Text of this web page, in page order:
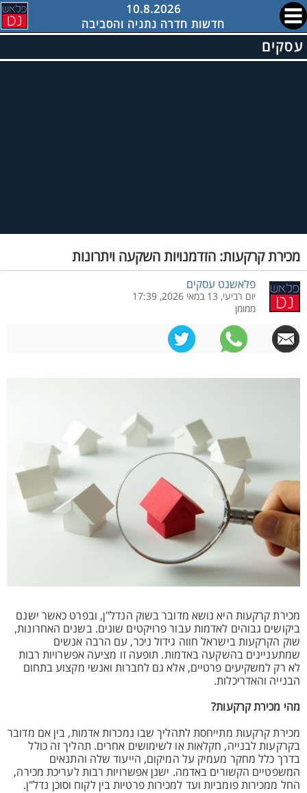
10.8.2026
חדשות חדרה נתניה והסביבה
עסקים
מכירת קרקעות: הזדמנויות השקעה ויתרונות
פלאשנט עסקים
יום רביעי, 13 במאי 2026, 17:39
ממומן
מכירת קרקעות היא נושא מדובר בשוק הנדל"ן, ובפרט כאשר ישנם
ביקושים גבוהים לאדמות עבור פרויקטים שונים. בשנים האחרונות,
שוק הקרקעות בישראל חווה גידול ניכר, עם הרבה אנשים
שמתעניינים בהשקעה באדמות. תופעה זו מציעה אפשרויות רבות
לא רק למשקיעים פרטיים, אלא גם לחברות ואנשי מקצוע בתחום
הבנייה והאדריכלות.
מהי מכירת קרקעות?
מכירת קרקעות מתייחסת לתהליך שבו נמכרות אדמות, בין אם מדובר
בקרקעות לבנייה, חקלאות או לשימושים אחרים. תהליך זה כולל
בדרך כלל מחקר מעמיק על המיקום, הייעוד שלה והתנאים
המשפטיים הקשורים באדמה. ישנן אפשרויות רבות לעריכת מכירה,
החל ממכירות פומביות ועד למכירות פרטיות בין לקוח וסוכן נדל"ן.